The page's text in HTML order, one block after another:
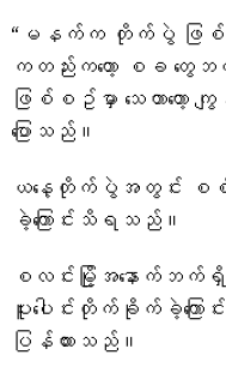
“မနက်က တိုက်ပွဲ ဖြစ်တဲ့
ကတည်းကတော့ စခ တွေ
ဖြစ်စဥ်မှာ သေတာတေ
ပြောသည်။
ယနေ့တိုက်ပွဲအတွင်း စစ်က
ခဲ့​ကြောင်းသိရသည်။
စလင်းမြို့အနောက်
ပူးပေါင်းတိုက်ခိုက်ခဲ့ကြော
ပြန်ထားသည်။